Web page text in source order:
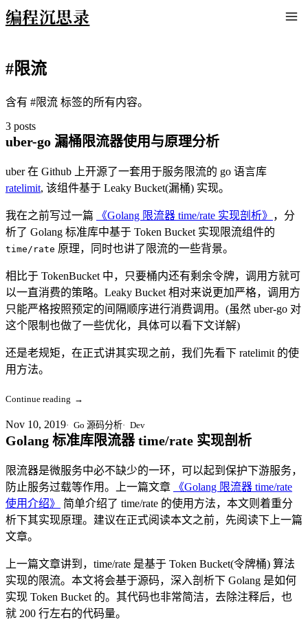
编程沉思录
#限流
含有 #限流 标签的所有内容。
3 posts
uber-go 漏桶限流器使用与原理分析
uber 在 Github 上开源了一套用于服务限流的 go 语言库
ratelimit, 该组件基于 Leaky Bucket(漏桶) 实现。
我在之前写过一篇 《Golang 限流器 time/rate 实现剖析》 ，分
析了 Golang 标准库中基于 Token Bucket 实现限流组件的
time/rate 原理，同时也讲了限流的一些背景。
相比于 TokenBucket 中，只要桶内还有剩余令牌，调用方就可
以一直消费的策略。Leaky Bucket 相对来说更加严格，调用方
只能严格按照预定的间隔顺序进行消费调用。(虽然 uber-go 对
这个限制也做了一些优化，具体可以看下文详解)
还是老规矩，在正式讲其实现之前，我们先看下 ratelimit 的使
用方法。
Continue reading →
Nov 10, 2019 Go 源码分析 Dev
Golang 标准库限流器 time/rate 实现剖析
限流器是微服务中必不缺少的一环，可以起到保护下游服务，
防止服务过载等作用。上一篇文章
《Golang 限流器 time/rate
使用介绍》
简单介绍了 time/rate 的使用方法，本文则着重分
析下其实现原理。建议在正式阅读本文之前，先阅读下上一篇
文章。
上一篇文章讲到，time/rate 是基于 Token Bucket(令牌桶) 算法
实现的限流。本文将会基于源码，深入剖析下 Golang 是如何
实现 Token Bucket 的。其代码也非常简洁，去除注释后，也
就 200 行左右的代码量。